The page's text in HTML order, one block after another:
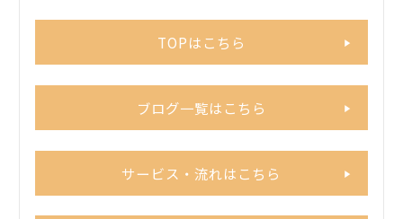
TOPはこちら
ブログ一覧はこちら
サービス・流れはこちら